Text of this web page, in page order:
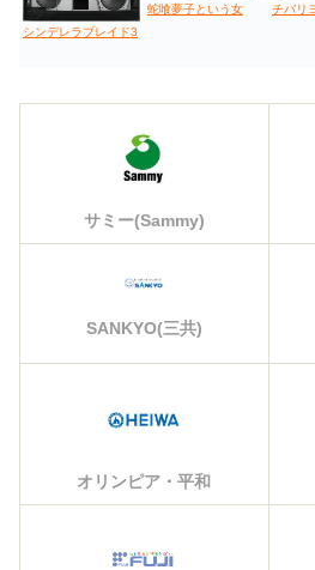
シンデレラブレイド3
蛇喰夢子という女 チバリ
サミー(Sammy)
SANKYO(三共)
オリンピア・平和